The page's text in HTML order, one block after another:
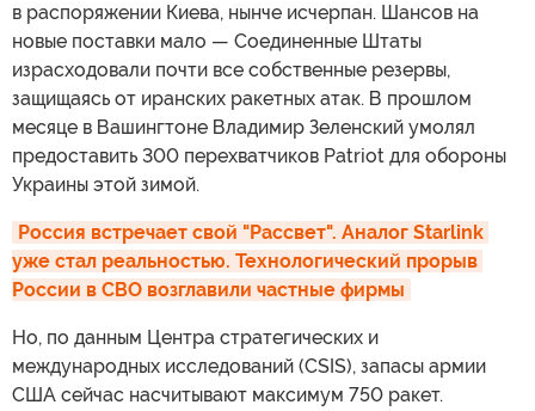
в распоряжении Киева, нынче исчерпан. Шансов на
новые поставки мало — Соединенные Штаты
израсходовали почти все собственные резервы,
защищаясь от иранских ракетных атак. В прошлом
месяце в Вашингтоне Владимир Зеленский умолял
предоставить 300 перехватчиков Patriot для обороны
Украины этой зимой.
Россия встречает свой "Рассвет". Аналог Starlink
уже стал реальностью. Технологический прорыв
России в СВО возглавили частные фирмы
Но, по данным Центра стратегических и
международных исследований (CSIS), запасы армии
США сейчас насчитывают максимум 750 ракет.